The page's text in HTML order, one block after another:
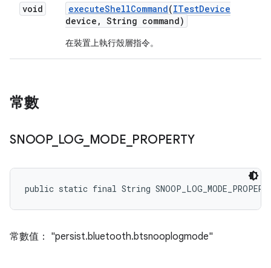
void executeShellCommand(ITestDevice
device , String command)
在裝置上執行殼層指令。
常數
SNOOP_ LOG_ MODE PROPERTY
public static final String
常數值： "persist.bluetooth.btsnooplogmode"